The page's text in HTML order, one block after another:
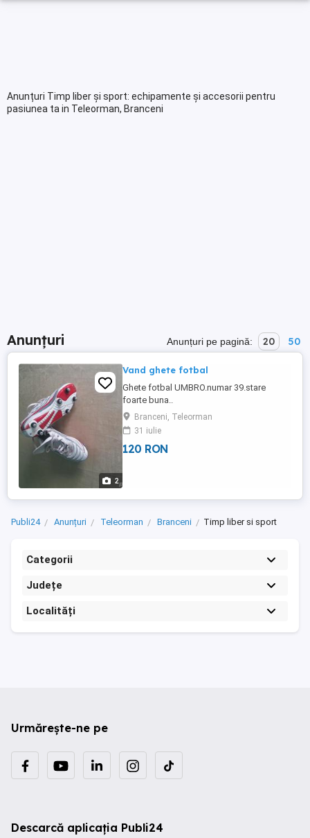
Anunțuri Timp liber și sport: echipamente și accesorii pentru
pasiunea ta in Teleorman, Branceni
Anunțuri Anunțuri pe pagină: 20 50
2
Vand ghete fotbal
Ghete fotbal UMBRO.numar 39.stare
foarte buna..
Branceni, Teleorman
31 iulie
120 RON
Publi24 Anunțuri Teleorman Branceni Timp liber si sport
Categorii
Județe
Localități
Urmărește-ne pe
Descarcă aplicația Publi24